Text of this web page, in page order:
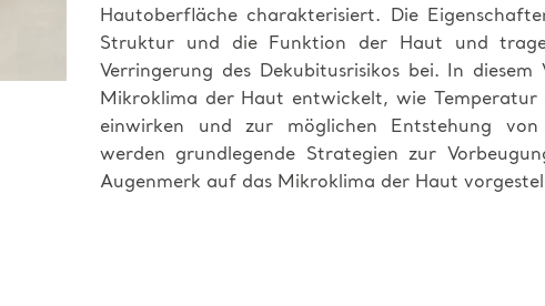
Hautoberfläche charakterisiert. Die
Struktur und die Funktion der Haut und
Verringerung des Dekubitusrisikos bei. In
Mikroklima der Haut entwickelt, wie
einwirken und zur möglichen Entstehung von
werden grundlegende Strategien zur
Augenmerk auf das Mikroklima der Haut